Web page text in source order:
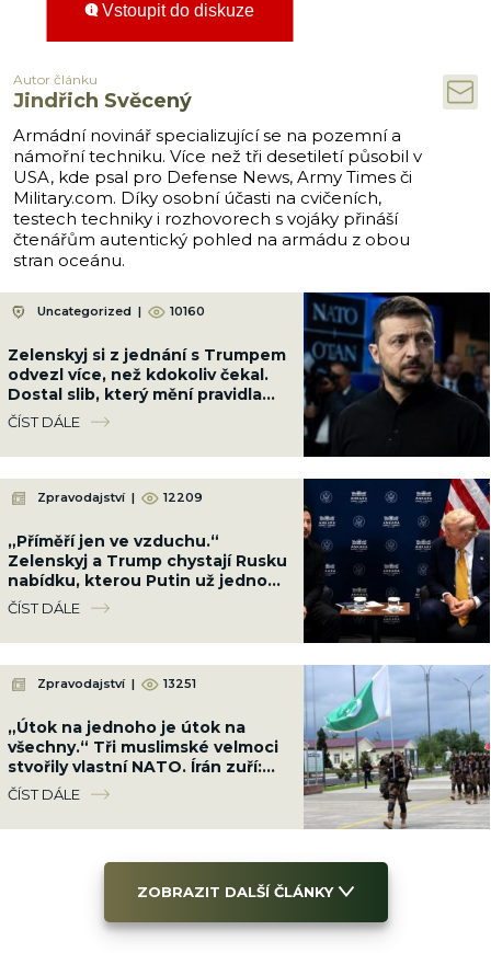
Vstoupit do diskuze
Autor článku
Jindřich Svěcený
Armádní novinář specializující se na pozemní a
námořní techniku. Více než tři desetiletí působil v
USA, kde psal pro Defense News, Army Times či
Military.com. Díky osobní účasti na cvičeních,
testech techniky i rozhovorech s vojáky přináší
čtenářům autentický pohled na armádu z obou
stran oceánu.
Uncategorized | 10160
Zelenskyj si z jednání s Trumpem
odvezl více, než kdokoliv čekal.
Dostal slib, který mění pravidla
hry
ČÍST DÁLE
Zpravodajství | 12209
„Příměří jen ve vzduchu.“
Zelenskyj a Trump chystají Rusku
nabídku, kterou Putin už jednou
smetl ze stolu
ČÍST DÁLE
Zpravodajství | 13251
„Útok na jednoho je útok na
všechny.“ Tři muslimské velmoci
stvořily vlastní NATO. Írán zuří:
„Papír vás neochrání“
ČÍST DÁLE
ZOBRAZIT DALŠÍ ČLÁNKY